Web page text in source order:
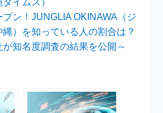
プン！JUNGLIA OKINAWA（ジ
縄）を知っている人の割合は？
が知名度調査の結果を公開～